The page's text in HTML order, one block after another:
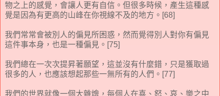
物之上的感覺，會讓人更有自信。但很多時候，產生這種感
覺是因為有更高的山峰在你視線不及的地方。[68]
我們常常會被別人的偏見所困惑，然而覺得別人對你有偏見
這件事本身，也是一種偏見。[75]
我們總在一次次提昇著願望，這並沒有什麼錯，只是獲取過
很多的人，也應該想起那些一無所有的人們。[77]
我們的世界就像一個大雜燴，每個人在喜、怒、哀、樂之中